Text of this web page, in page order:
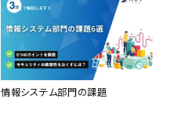
情報システム部門の課題